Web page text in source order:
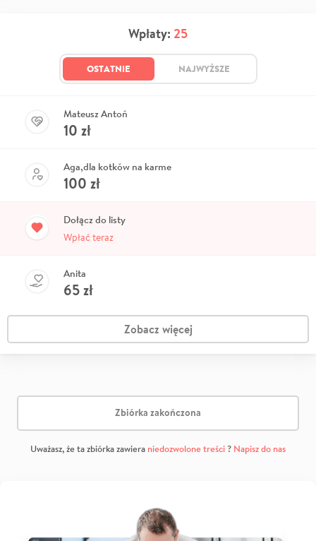
Wpłaty: 25
OSTATNIE NAJWYŻSZE
Mateusz Antoń
10 zł
Aga,dla kotków na karme
100 zł
Dołącz do listy
Wpłać teraz
Anita
65zł
Zobacz więcej
Zbiórka zakończona
Uważasz, że ta zbiórka zawiera niedozwolone treści? Napisz do nas